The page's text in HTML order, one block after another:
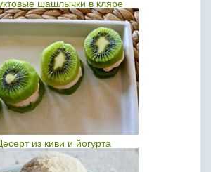
шашлычки в кляре
из киви и йогурта